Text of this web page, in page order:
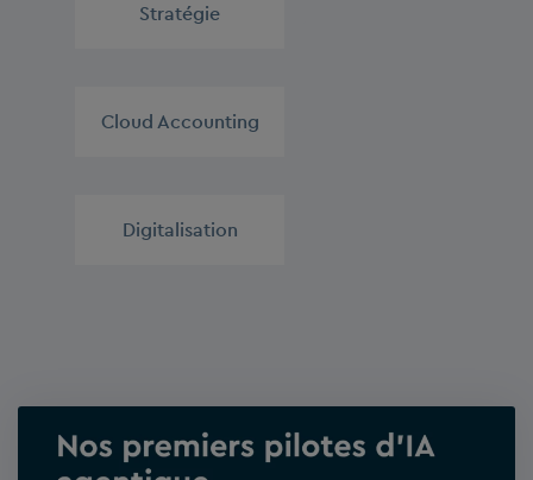
Stratégie
Cloud Accounting
Digitalisation